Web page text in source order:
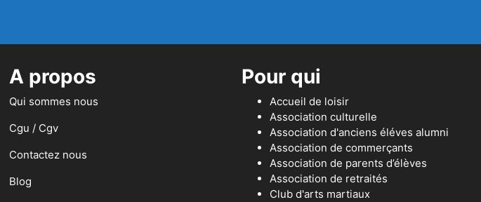
A propos
Qui sommes nous
Cgu / Cgv
Contactez nous
Blog
Pour qui
Accueil de loisir
Association culturelle
Association d'anciens éléves alumni
Association de commerçants
Association de parents d’élèves
Association de retraités
Club d'arts martiaux